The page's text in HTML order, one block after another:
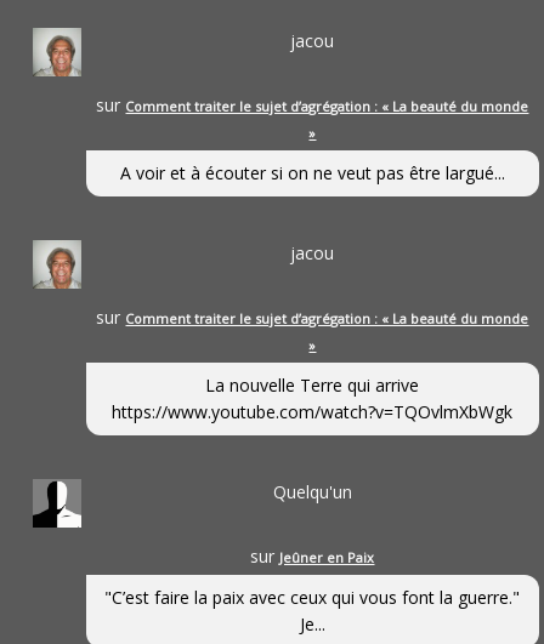
jacou
sur Comment traiter le sujet d’agrégation : « La beauté du monde
»
A voir et à écouter si on ne veut pas être largué...
jacou
sur Comment traiter le sujet d’agrégation : « La beauté du monde
»
La nouvelle Terre qui arrive
https://www.youtube.com/watch?v=TQOvlmXbWgk
Quelqu'un
sur Jeûner en Paix
"C’est faire la paix avec ceux qui vous font la guerre."
Je...